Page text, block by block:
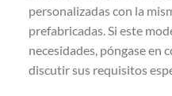
personalizadas con la
prefabricadas. Si este
necesidades, póngase en
discutir sus requisitos